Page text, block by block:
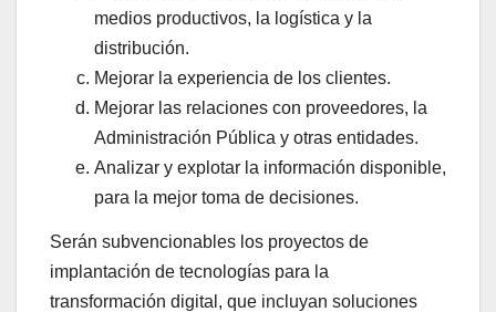
medios productivos, la logística y la
distribución.
Mejorar la experiencia de los clientes.
Mejorar las relaciones con proveedores, la
Administración Pública y otras entidades.
Analizar y explotar la información disponible,
para la mejor toma de decisiones.
Serán subvencionables los proyectos de
implantación de tecnologías para la
transformación digital, que incluyan soluciones